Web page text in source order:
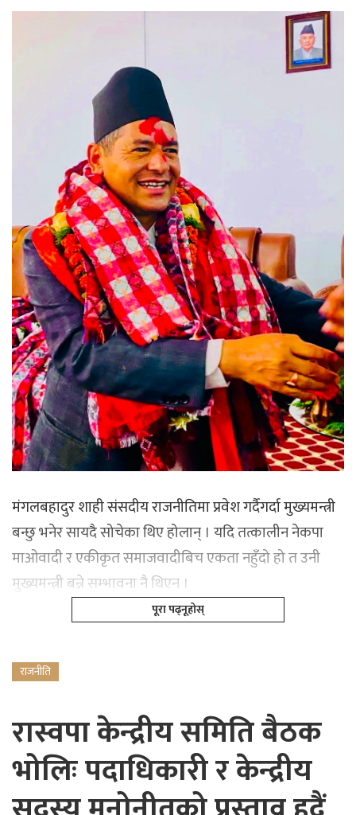
मंगलबहादुर शाही संसदीय राजनीतिमा प्रवेश गर्दैगर्दा मुख्यमन्त्री
बन्छु भनेर सायदै सोचेका थिए होलान् । यदि तत्कालीन नेकपा
माओवादी र एकीकृत समाजवादीबिच एकता नहुँदो हो त उनी
मुख्यमन्त्री बन्ने सम्भावना नै थिएन ।
पूरा पढ्नूहोस्
राजनीति
रास्वपा केन्द्रीय समिति बैठक
भोलिः पदाधिकारी र केन्द्रीय